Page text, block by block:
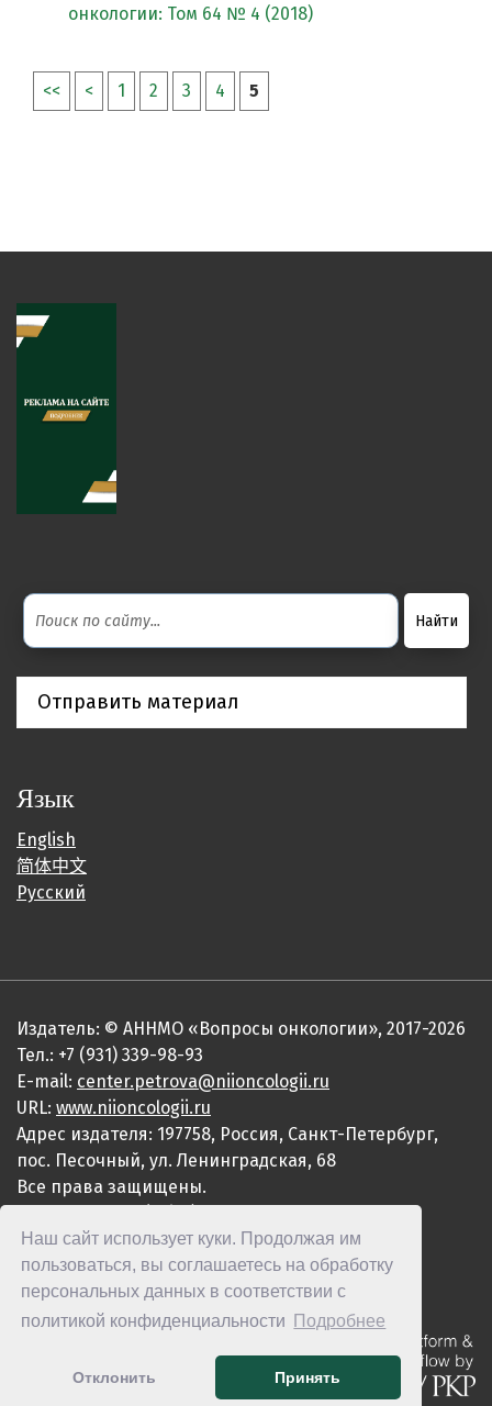
Наш сайт использует куки. Продолжая им
пользоваться, вы соглашаетесь на обработку
персональных данных в соответствии с
политикой конфиденциальности
Подробнее
Отклонить Принять
онкологии: Том 64 № 4 (2018)
<< < 1 2 3 4 5
Отправить материал
Язык
English
简体中文
Русский
Издатель: © АННМО «Вопросы онкологии», 2017-2026
Тел.: +7 (931) 339-98-93
E-mail: center.petrova@niioncologii.ru
URL: www.niioncologii.ru
Адрес издателя: 197758, Россия, Санкт-Петербург,
пос. Песочный, ул. Ленинградская, 68
Все права защищены.
ISSN 2949-4915 (Online)